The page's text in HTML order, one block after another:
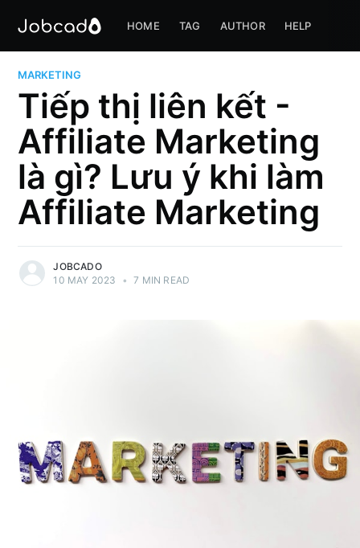
HOME TAG AUTHOR HELP
MARKETING
Tiếp thị liên kết -
Affiliate Marketing
là gì? Lưu ý khi làm
Affiliate Marketing
JOBCADO
10 MAY 2023
• 7 MIN READ